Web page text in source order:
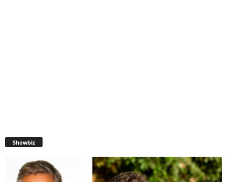
Showbiz